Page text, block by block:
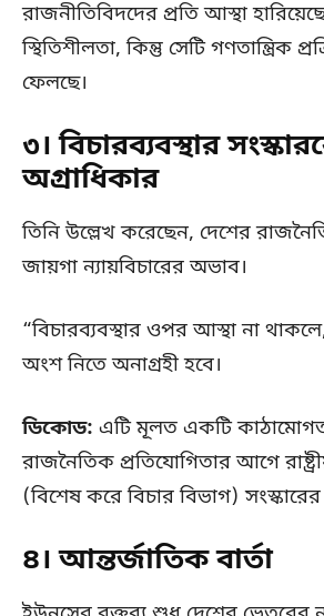
রাজনীতিবিদদের প্রতি আস্থা
স্থিতিশীলতা, কিন্তু সেটি গণতান্ত্রিক
ফেলছে।
৩। বিচারব্যবস্থার
অগ্রাধিকার
তিনি উল্লেখ করেছেন, দেশের
জায়গা ন্যায়বিচারের অভাব।
“বিচারব্যবস্থার ওপর আস্থা না
অংশ নিতে অনাগ্রহী হবে।
ডিকোড: এটি মূলত একটি কাঠামোগত
রাজনৈতিক প্রতিযোগিতার আগে
(বিশেষ করে বিচার বিভাগ)
৪। আন্তর্জাতিক বার্তা